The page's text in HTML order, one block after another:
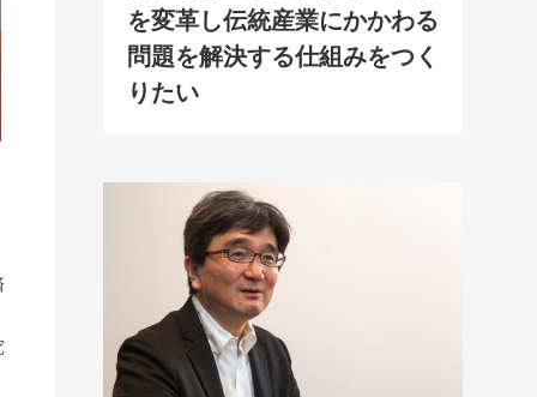
を変革し伝統産業にかかわる
問題を解決する仕組みをつく
りたい